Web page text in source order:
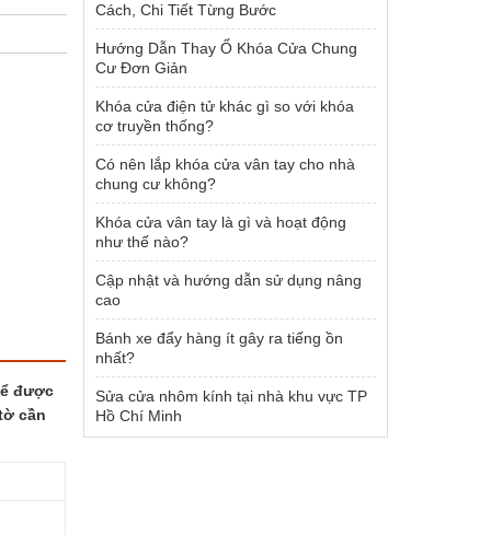
được
cần
Cách, Chi Tiết Từng Bước
Hướng Dẫn Thay Ổ Khóa Cửa Chung
Cư Đơn Giản
Khóa cửa điện tử khác gì so với khóa
cơ truyền thống?
Có nên lắp khóa cửa vân tay cho nhà
chung cư không?
Khóa cửa vân tay là gì và hoạt động
như thế nào?
Cập nhật và hướng dẫn sử dụng nâng
cao
Bánh xe đẩy hàng ít gây ra tiếng ồn
nhất?
Sửa cửa nhôm kính tại nhà khu vực TP
Hồ Chí Minh